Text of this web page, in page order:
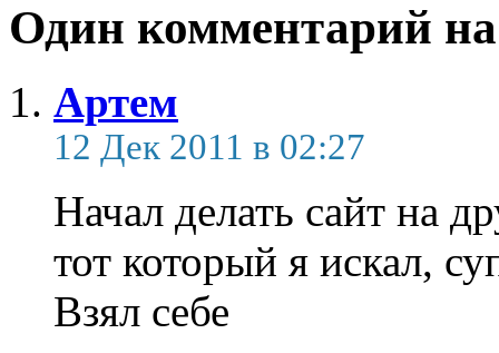
Один комментарий
Артем
12 Дек 2011 в 02:27
Начал делать сайт на
тот который я искал,
Взял себе